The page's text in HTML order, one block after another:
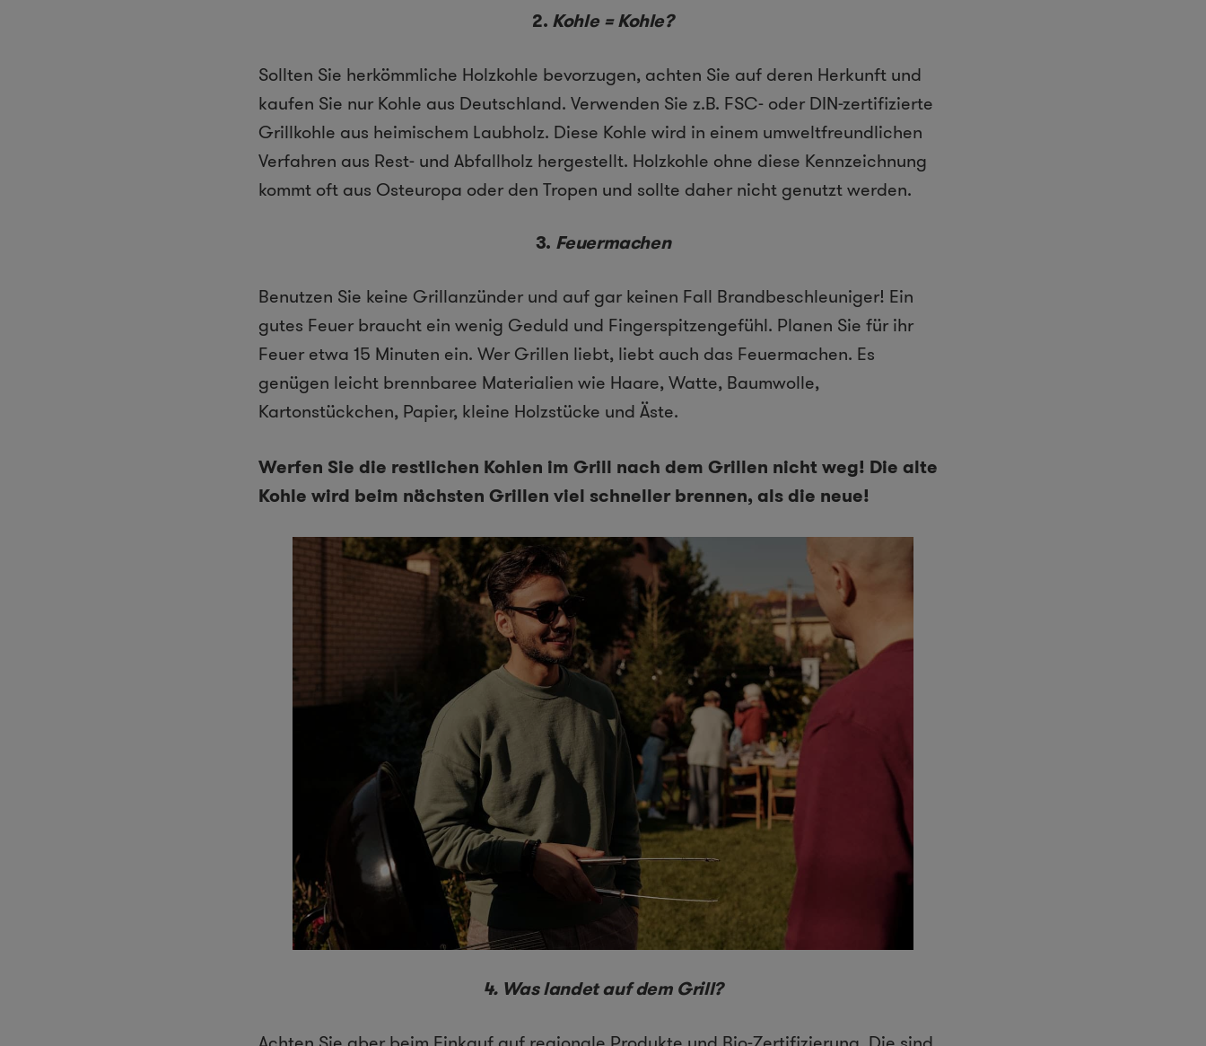
2. Kohle = Kohle?
Sollten Sie herkömmliche Holzkohle bevorzugen, achten Sie auf deren Herkunft und
kaufen Sie nur Kohle aus Deutschland. Verwenden Sie z.B. FSC- oder DIN-zertifizierte
Grillkohle aus heimischem Laubholz. Diese Kohle wird in einem umweltfreundlichen
Verfahren aus Rest- und Abfallholz hergestellt. Holzkohle ohne diese Kennzeichnung
kommt oft aus Osteuropa oder den Tropen und sollte daher nicht genutzt werden.
3. Feuermachen
Benutzen Sie keine Grillanzünder und auf gar keinen Fall Brandbeschleuniger! Ein
gutes Feuer braucht ein wenig Geduld und Fingerspitzengefühl. Planen Sie für ihr
Feuer etwa 15 Minuten ein. Wer Grillen liebt, liebt auch das Feuermachen. Es
genügen leicht brennbaree Materialien wie Haare, Watte, Baumwolle,
Kartonstückchen, Papier, kleine Holzstücke und Äste.
Werfen Sie die restlichen Kohlen im Grill nach dem Grillen nicht weg! Die alte
Kohle wird beim nächsten Grillen viel schneller brennen, als die neue!
4. Was landet auf dem Grill?